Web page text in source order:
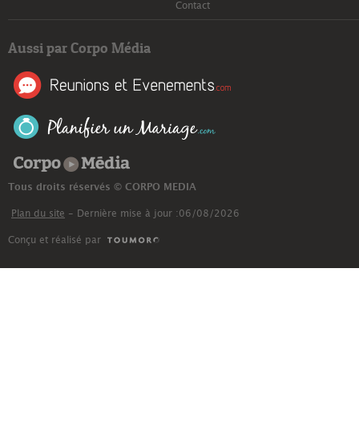
Contact
Aussi par Corpo Média
Tous droits réservés © CORPO MEDIA
Plan du site - Dernière mise à jour :06/08/2026
Conçu et réalisé par